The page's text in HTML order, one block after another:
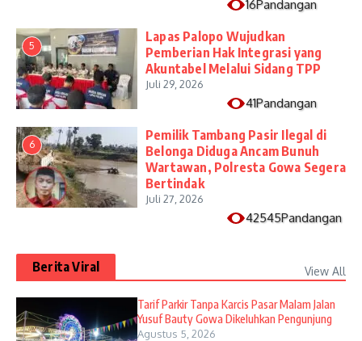
16Pandangan
5
Lapas Palopo Wujudkan
Pemberian Hak Integrasi yang
Akuntabel Melalui Sidang TPP
Juli 29, 2026
41Pandangan
6
Pemilik Tambang Pasir Ilegal di
Belonga Diduga Ancam Bunuh
Wartawan, Polresta Gowa Segera
Bertindak
Juli 27, 2026
42545Pandangan
Berita Viral View All
Tarif Parkir Tanpa Karcis Pasar Malam Jalan
Yusuf Bauty Gowa Dikeluhkan Pengunjung
Agustus 5, 2026